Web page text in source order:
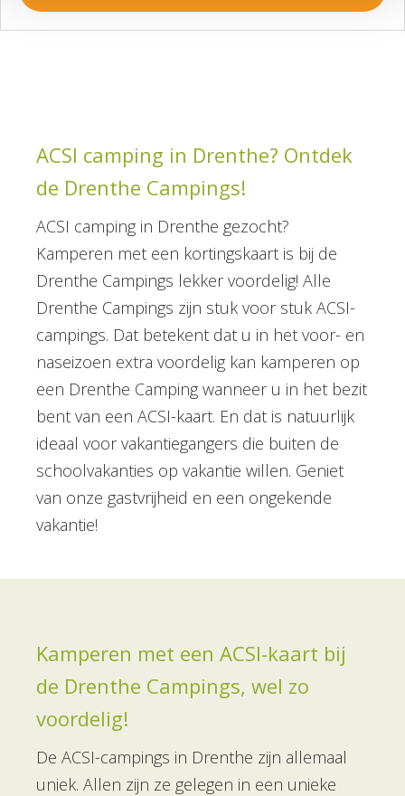
ACSI camping in Drenthe? Ontdek
de Drenthe Campings!
ACSI camping in Drenthe gezocht?
Kamperen met een kortingskaart is bij de
Drenthe Campings lekker voordelig! Alle
Drenthe Campings zijn stuk voor stuk ACSI-
campings. Dat betekent dat u in het voor- en
naseizoen extra voordelig kan kamperen op
een Drenthe Camping wanneer u in het bezit
bent van een ACSI-kaart. En dat is natuurlijk
ideaal voor vakantiegangers die buiten de
schoolvakanties op vakantie willen. Geniet
van onze gastvrijheid en een ongekende
vakantie!
Kamperen met een ACSI-kaart bij
de Drenthe Campings, wel zo
voordelig!
De ACSI-campings in Drenthe zijn allemaal
uniek. Allen zijn ze gelegen in een unieke